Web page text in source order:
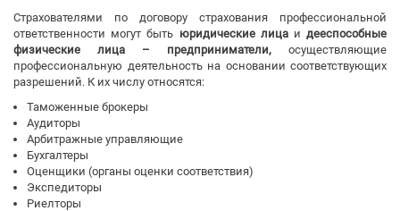
Страхователями по договору страхования профессиональной
ответственности могут быть юридические лицаидееспособные
физические лица – предприниматели, осуществляющие
профессиональную деятельность на основании соответствующих
разрешений. К их числу относятся:
Таможенные брокеры
Аудиторы
Арбитражные управляющие
Бухгалтеры
Оценщики (органы оценки соответствия)
Экспедиторы
Риелторы